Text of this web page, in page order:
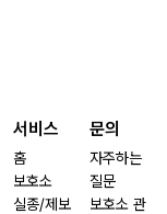
서비스
홈
보호소
실종/제보
문의
자주하는
질문
보호소 관